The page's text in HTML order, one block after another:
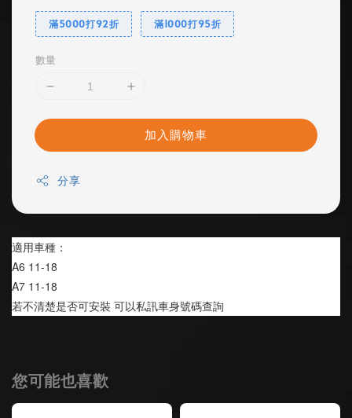
滿5000打92折 滿1000打95折
數量
加入購物車
分享
適用車種：
A6 11-18
A7 11-18
若不清楚是否可安裝 可以私訊車身號碼查詢
您可能也喜歡